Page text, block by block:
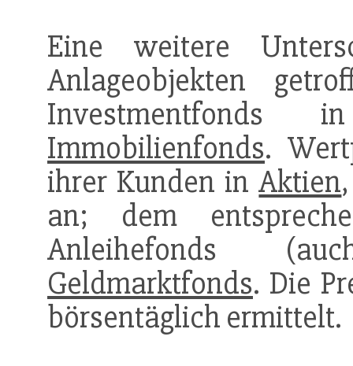
Eine weitere
Anlageobjekten
Investmentfonds
Immobilienfonds.
ihrer Kunden inAktien
an; dem
Anleihefonds
Geldmarktfonds. Die
börsentäglich ermittelt.